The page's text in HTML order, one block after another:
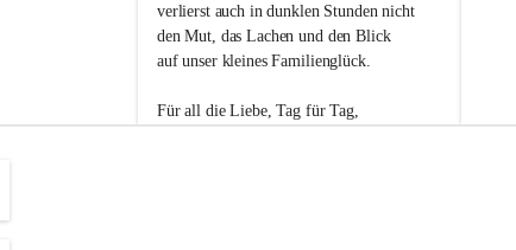
verlierst auch in dunklen Stunden nicht
den Mut, das Lachen und den Blick
auf unser kleines Familienglück.
Für all die Liebe, Tag für Tag,